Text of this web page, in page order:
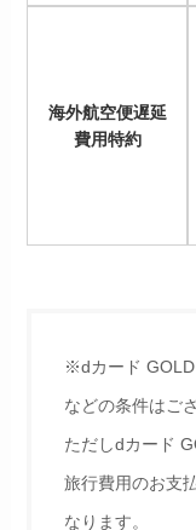
海外航空便遅延
費用特約
※dカード
などの条件はご
ただしdカード
旅行費用のお支
なります。